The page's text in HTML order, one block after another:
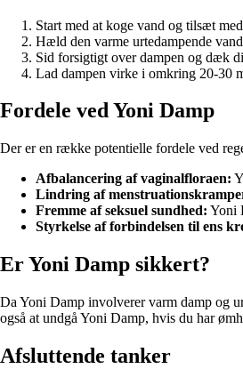
Start med at koge vand og tilsæt
Hæld den varme urtedampende
Sid forsigtigt over dampen og dæk
Lad dampen virke i omkring 20-30
Fordele ved Yoni Damp
Der er en række potentielle fordele ved
Afbalancering af vaginalfloraen:
Lindring af
Fremme af seksuel sundhed: Yoni
Styrkelse af forbindelsen til ens
Er Yoni Damp sikkert?
Da Yoni Damp involverer varm damp og
også at undgå Yoni Damp, hvis du har
Afsluttende tanker